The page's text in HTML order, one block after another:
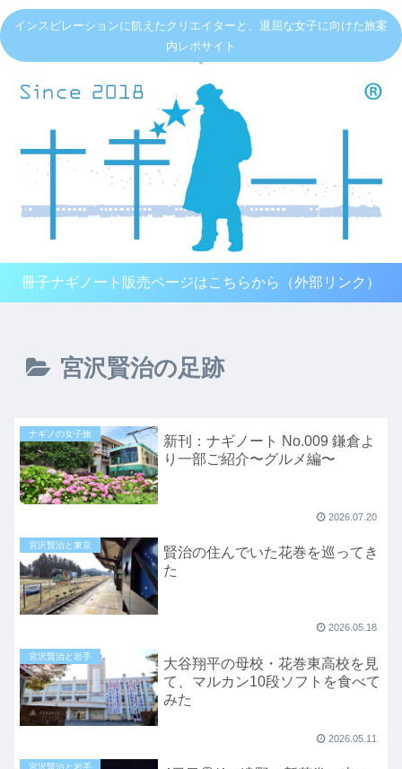
インスピレーションに飢えたクリエイターと、退屈な女子に向けた旅案
内レポサイト
冊子ナギノート販売ページはこちらから（外部リンク）
宮沢賢治の足跡
ナギノの女子旅
新刊：ナギノート No.009 鎌倉よ
り一部ご紹介〜グルメ編〜
2026.07.20
宮沢賢治と東京
賢治の住んでいた花巻を巡ってき
た
2026.05.18
宮沢賢治と岩手
大谷翔平の母校・花巻東高校を見
て、マルカン10段ソフトを食べて
みた
2026.05.11